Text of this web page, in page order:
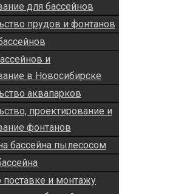
для бассейнов
прудов и фонтанов
и
в Новосибирске
аквапарков
проектирование и
фонтанов
бассейна пылесосом
поставке и монтажу